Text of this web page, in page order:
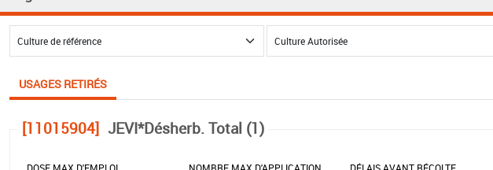
USAGES RETIRÉS
[11015904] JEVI*Désherb. Total (1)